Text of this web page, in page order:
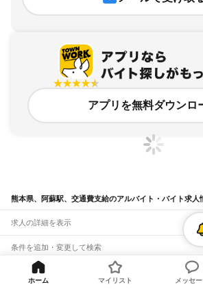
アプリを無料ダウンロ
熊本県、阿蘇駅、交通費支給のアルバイト・バイト求人
求人の詳細を表示
条件を追加・変更して検索
市区町村を追加・変更
関連キーワード
シール貼り 在宅
ホーム マイリスト メッセ